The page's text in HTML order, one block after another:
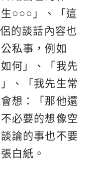
○○○」、「這
的談話內容也
私事，例如
何」、「我先
、「我先生常
想：「那他還
必要的想像空
論的事也不要
白紙。